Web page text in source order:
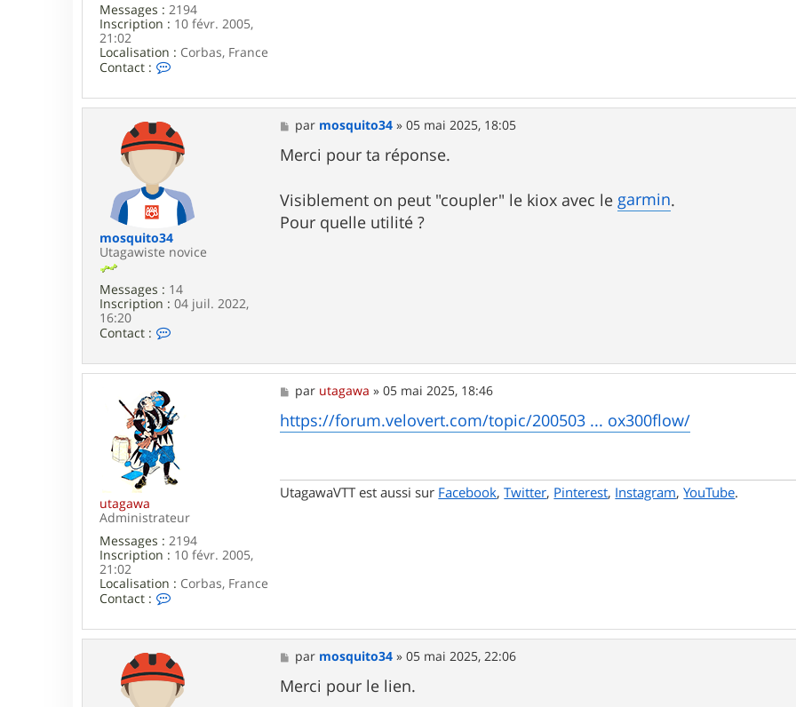
Messages : 2194
Inscription : 10 févr. 2005,
21:02
Localisation : Corbas, France
Contact :
n
t
c
t
e
u
t
a
g
a
mosquito34
Utagawiste novice
Messages : 14
Inscription : 04 juil. 2022,
16:20
Contact :
t
c
t
e
r
m
o
s
u
t
o
4
M
e
s
s
g
e
par mosquito34 »05 mai 2025, 18:05
Merci pour ta réponse.
Visiblement on peut "coupler" le kiox avec legarmin.
Pour quelle utilité ?
utagawa
Administrateur
Messages : 2194
Inscription : 10 févr. 2005,
21:02
Localisation : Corbas, France
Contact :
n
t
c
t
e
M
e
s
s
par utagawa »05 mai 2025, 18:46
https://forum.velovert.com/topic/200503 ... ox300flow/
UtagawaVTT est aussi sur Facebook,Twitter, Pinterest, Instagram,YouTube.
M
e
s
s
par mosquito34 »05 mai 2025, 22:06
Merci pour le lien.